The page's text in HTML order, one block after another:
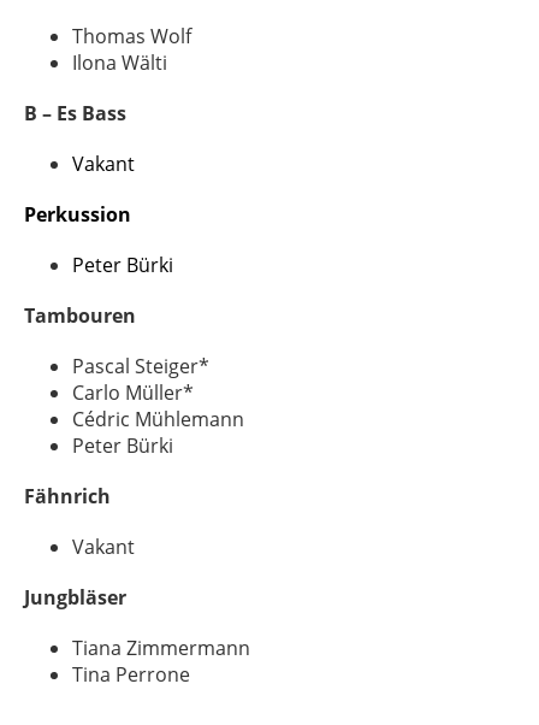
Thomas Wolf
Ilona Wälti
B – Es Bass
Vakant
Perkussion
Peter Bürki
Tambouren
Pascal Steiger*
Carlo Müller*
Cédric Mühlemann
Peter Bürki
Fähnrich
Vakant
Jungbläser
Tiana Zimmermann
Tina Perrone